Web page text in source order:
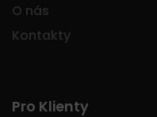
O nás
Kontakty
Pro Klienty